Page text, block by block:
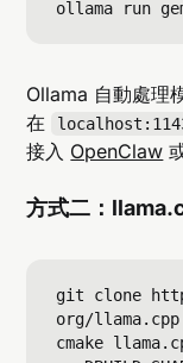
Ollama 自動處理
在
接入 OpenClaw
方式二：
git clone
org/llama.cpp
cmake